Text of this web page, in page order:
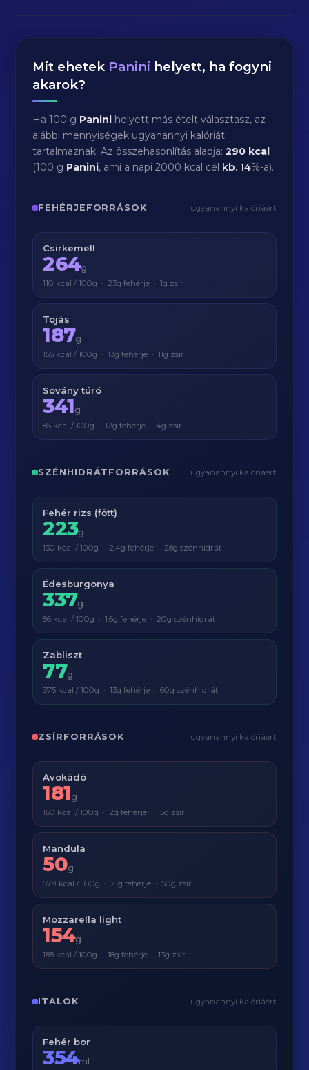
Mit ehetek Panini helyett, ha fogyni
akarok?
Ha 100 g Panini helyett más ételt választasz, az
alábbi mennyiségek ugyanannyi kalóriát
tartalmaznak. Az összehasonlítás alapja:290 kcal
(100 g Panini, ami a napi 2000 kcal cél kb. 14%-a).
FEHÉRJEFORRÁSOK ugyanannyi kalóriáért
Csirkemell
264g
110 kcal / 100g · 23g fehérje · 1g zsír
Tojás
187g
155 kcal / 100g · 13g fehérje · 11g zsír
Sovány túró
341g
85 kcal / 100g · 12g fehérje · 4g zsír
SZÉNHIDRÁTFORRÁSOK ugyanannyi kalóriáért
Fehér rizs (főtt)
223g
130 kcal / 100g · 2.4g fehérje · 28g szénhidrát
Édesburgonya
337g
86 kcal / 100g · 1.6g fehérje · 20g szénhidrát
Zabliszt
77g
375 kcal / 100g · 13g fehérje · 60g szénhidrát
ZSÍRFORRÁSOK ugyanannyi kalóriáért
Avokádó
181g
160 kcal / 100g · 2g fehérje · 15g zsír
Mandula
50g
579 kcal / 100g · 21g fehérje · 50g zsír
Mozzarella light
154g
188 kcal / 100g · 18g fehérje · 13g zsír
ITALOK ugyanannyi kalóriáért
Fehér bor
354ml